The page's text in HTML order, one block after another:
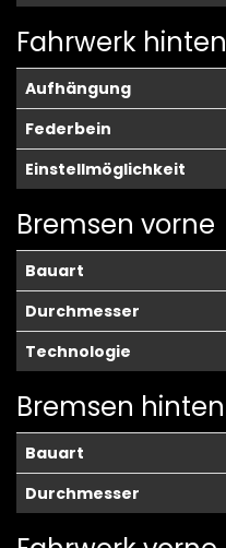
Fahrwerk hinten
Aufhängung
Federbein
Einstellmöglichkeit
Bremsen vorne
Bauart
Durchmesser
Technologie
Bremsen hinten
Bauart
Durchmesser